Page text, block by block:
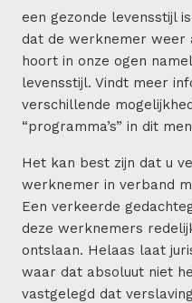
een gezonde levensstijl
dat de werknemer weer
hoort in onze ogen
levensstijl. Vindt meer
verschillende
“programma’s” in dit
Het kan best zijn dat u
werknemer in verband
Een verkeerde
deze werknemers
ontslaan. Helaas laat
waar dat absoluut niet
vastgelegd dat